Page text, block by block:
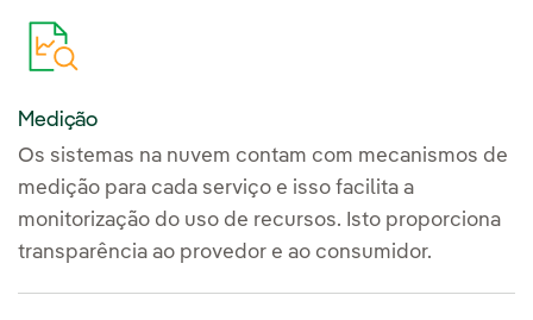
Medição
Os sistemas na nuvem contam com mecanismos de
medição para cada serviço e isso facilita a
monitorização do uso de recursos. Isto proporciona
transparência ao provedor e ao consumidor.